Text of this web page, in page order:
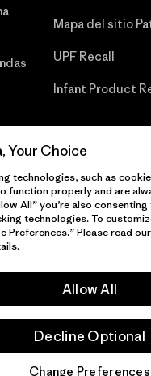
Mapa del sitio
UPF Recall
Infant Product
Inc. Todos los derechos
Your Choice
technologies, such as
function properly and are
All” you’re also
technologies. To
Preferences.” Please read our
Allow All
Decline Optional
Change Preferences